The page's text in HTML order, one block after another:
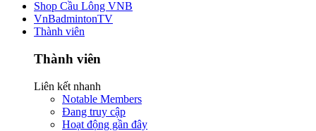
Shop Cầu Lông VNB
VnBadmintonTV
Thành viên
Thành viên
Liên kết nhanh
Notable Members
Đang truy cập
Hoạt động gần đây